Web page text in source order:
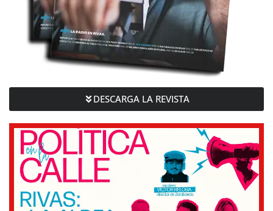
DESCARGA LA REVISTA